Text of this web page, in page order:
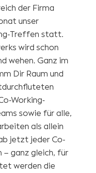
der Firma
unser
Treffen statt.
wird schon
wehen. Ganz im
Dir Raum und
Working-
sowie für alle,
als allein
jetzt jeder Co-
– ganz gleich, für
werden die